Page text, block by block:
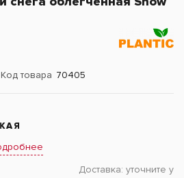
Код товара 70405
Доставка: уточните у